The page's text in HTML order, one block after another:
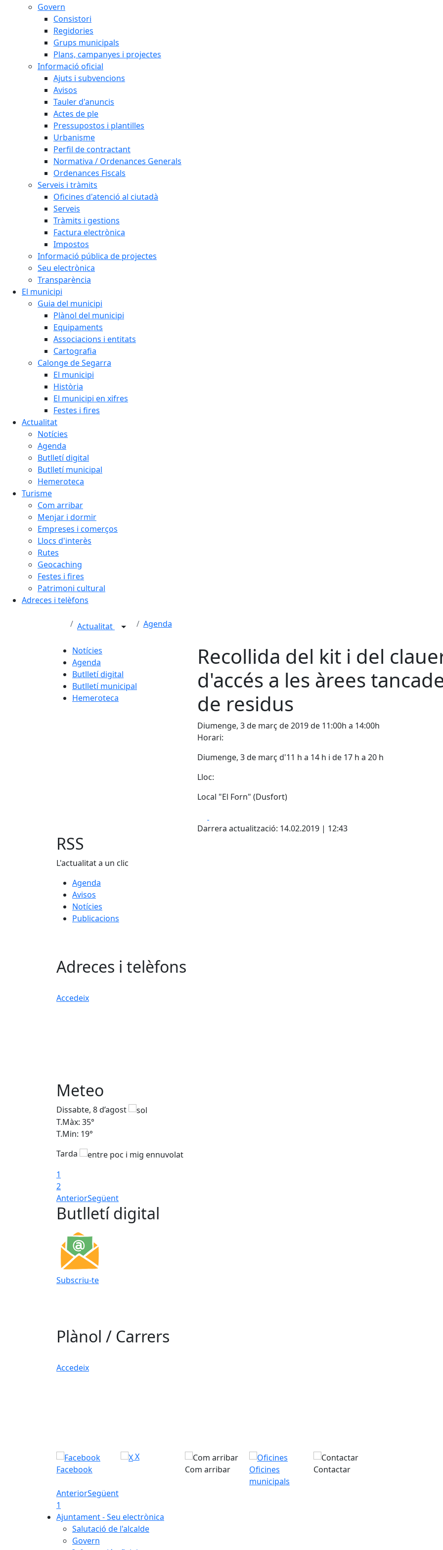
Govern
Consistori
Regidories
Grups municipals
Plans, campanyes i projectes
Informació oficial
Ajuts i subvencions
Avisos
Tauler d'anuncis
Actes de ple
Pressupostos i plantilles
Urbanisme
Perfil de contractant
Normativa / Ordenances Generals
Ordenances Fiscals
Serveis i tràmits
Oficines d'atenció al ciutadà
Serveis
Tràmits i gestions
Factura electrònica
Impostos
Informació pública de projectes
Seu electrònica
Transparència
El municipi
Guia del municipi
Plànol del municipi
Equipaments
Associacions i entitats
Cartografia
Calonge de Segarra
El municipi
Història
El municipi en xifres
Festes i fires
Actualitat
Notícies
Agenda
Butlletí digital
Butlletí municipal
Hemeroteca
Turisme
Com arribar
Menjar i dormir
Empreses i comerços
Llocs d'interès
Rutes
Geocaching
Festes i fires
Patrimoni cultural
Adreces i telèfons
Actualitat Agenda
Notícies
Agenda
Butlletí digital
Butlletí municipal
Hemeroteca
Recollida del kit i del
d'accés a les àrees
de residus
Diumenge, 3 de març de 2019 de 11:00h a 14:00h
Horari:
Diumenge, 3 de març d'11 h a 14 h i de 17 h a 20 h
Lloc:
Local "El Forn" (Dusfort)
Darrera actualització: 14.02.2019 | 12:43
RSS
L'actualitat a un clic
Agenda
Avisos
Notícies
Publicacions
Adreces i telèfons
Accedeix
Meteo
Dissabte, 8 d’agost
T.Màx: 35°
T.Min: 19°
Tarda
1
2
AnteriorSegüent
Butlletí digital
Subscriu-te
Plànol / Carrers
Accedeix
Facebook
X
Com arribar
Oficines
municipals
Contactar
AnteriorSegüent
1
Ajuntament - Seu electrònica
Salutació de l'alcalde
Govern